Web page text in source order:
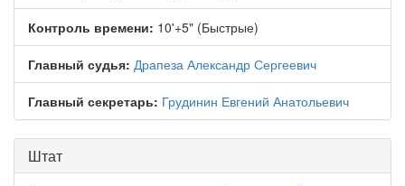
Контроль времени: 10'+5" (Быстрые)
Главный судья: Драпеза Александр Сергеевич
Главный секретарь: Грудинин Евгений Анатольевич
Штат